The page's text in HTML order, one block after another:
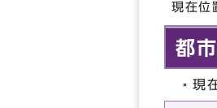
現在位
都
現